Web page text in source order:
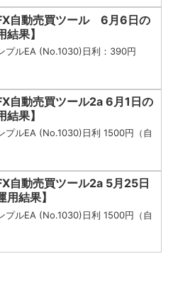
FX自動売買ツール 6月6日の
結果】
プルEA (No.1030)日利：390円
FX自動売買ツール2a 6月1日の
結果】
プルEA (No.1030)日利 1500円（自
FX自動売買ツール2a 5月25日
用結果】
プルEA (No.1030)日利 1500円（自